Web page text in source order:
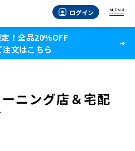
ログイン MENU
！全品20％OFF
注文はこちら
ニング店＆宅配